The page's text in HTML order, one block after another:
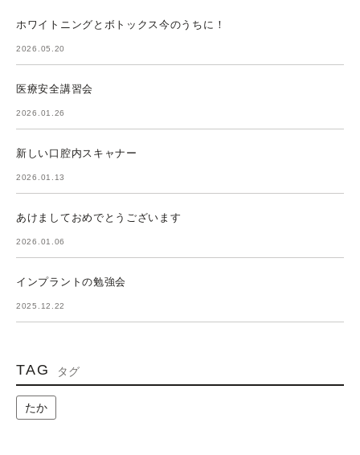
ホワイトニングとボトックス今のうちに！
2026.05.20
医療安全講習会
2026.01.26
新しい口腔内スキャナー
2026.01.13
あけましておめでとうございます
2026.01.06
インプラントの勉強会
2025.12.22
TAG タグ
たか